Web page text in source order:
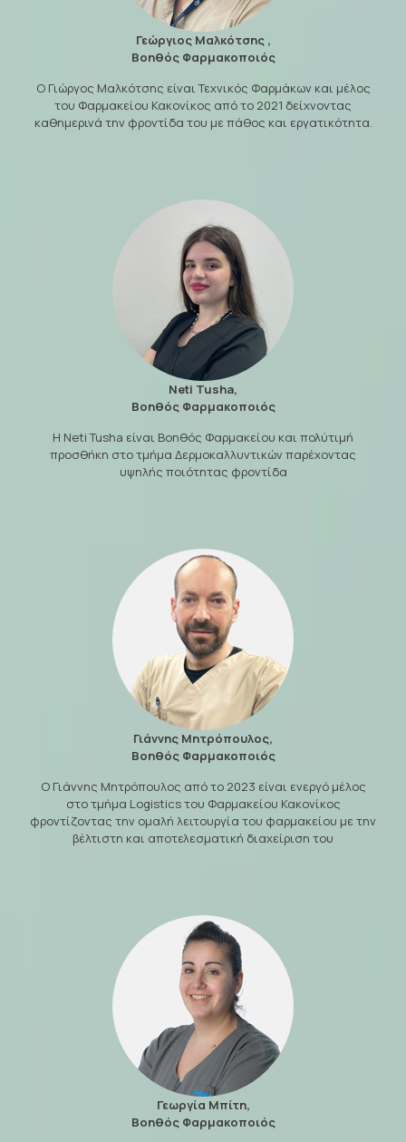
Γεώργιος Μαλκότσης ,
Βοηθός Φαρμακοποιός
Ο Γιώργος Μαλκότσης είναι Τεχνικός Φαρμάκων και μέλος
του Φαρμακείου Κακονίκος από το 2021 δείχνοντας
καθημερινά την φροντίδα του με πάθος και εργατικότητα.
Neti Tusha,
Βοηθός Φαρμακοποιός
Η Neti Tusha είναι Βοηθός Φαρμακείου και πολύτιμή
προσθήκη στο τμήμα Δερμοκαλλυντικών παρέχοντας
υψηλής ποιότητας φροντίδα
Γιάννης Μητρόπουλος,
Βοηθός Φαρμακοποιός
Ο Γιάννης Μητρόπουλος από το 2023 είναι ενεργό μέλος
στο τμήμα Logistics του Φαρμακείου Κακονίκος
φροντίζοντας την ομαλή λειτουργία του φαρμακείου με την
βέλτιστη και αποτελεσματική διαχείριση του
Γεωργία Μπίτη,
Βοηθός Φαρμακοποιός